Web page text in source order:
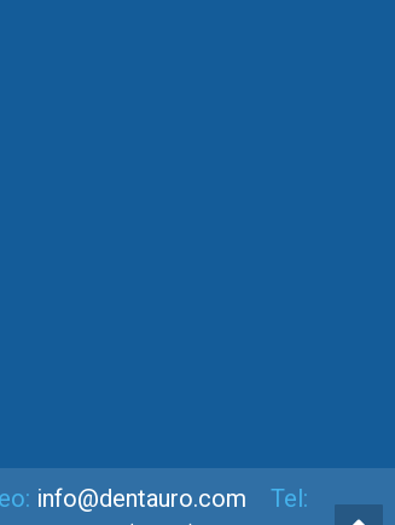
info@dentauro.com
Tel: